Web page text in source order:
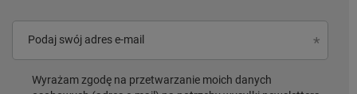
Podaj swój adres e-mail
Wyrażam zgodę na przetwarzanie moich danych